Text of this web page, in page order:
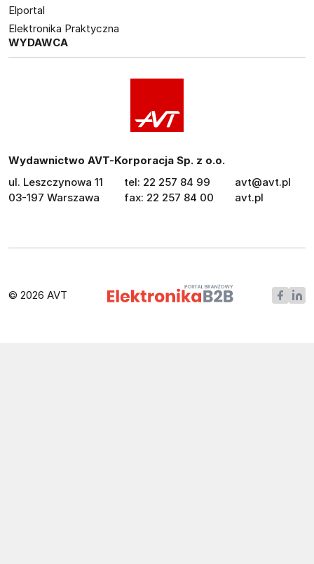
Elportal
Elektronika Praktyczna
WYDAWCA
Wydawnictwo AVT-Korporacja Sp. z o.o.
ul. Leszczynowa 11
03-197 Warszawa
tel: 22 257 84 99
fax: 22 257 84 00
avt@avt.pl
avt.pl
© 2026 AVT